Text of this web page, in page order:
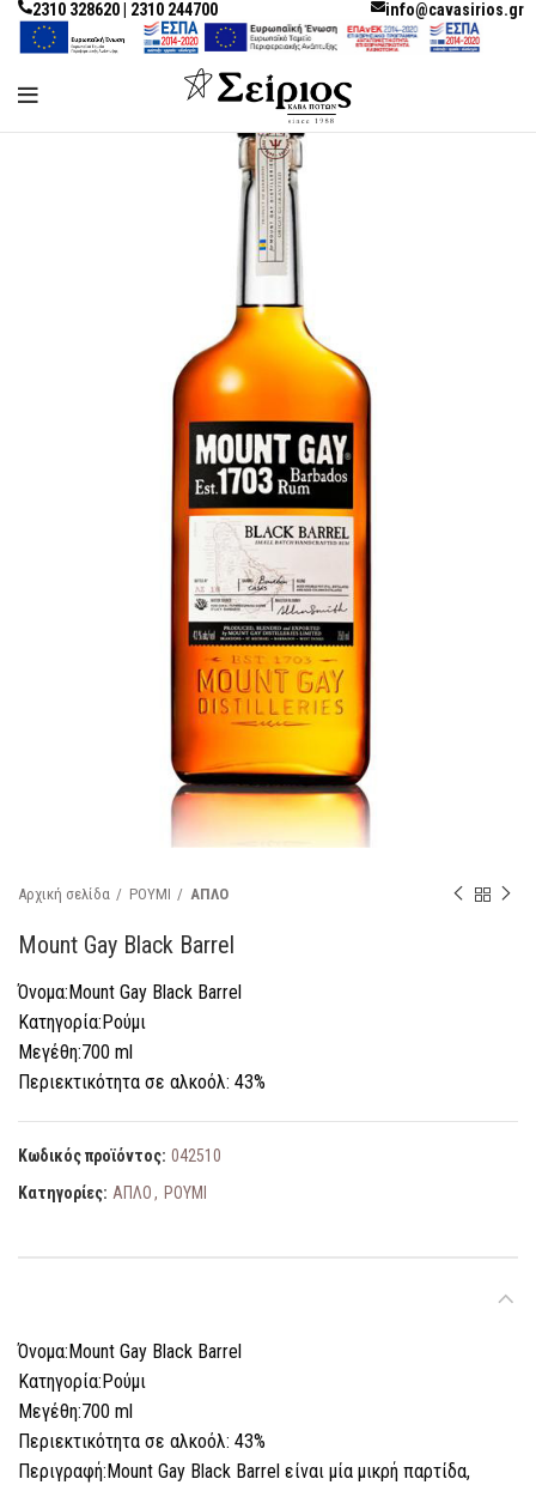
2310 328620 | 2310 244700 info@cavasirios.gr
Αρχική σελίδα ΡΟΥΜΙ ΑΠΛΟ
Mount Gay Black Barrel
Όνομα:Mount Gay Black Barrel
Κατηγορία:Ρούμι
Μεγέθη:700 ml
Περιεκτικότητα σε αλκοόλ: 43%
Κωδικός προϊόντος: 042510
Κατηγορίες: ΑΠΛΟ, ΡΟΥΜΙ
Όνομα:Mount Gay Black Barrel
Κατηγορία:Ρούμι
Μεγέθη:700 ml
Περιεκτικότητα σε αλκοόλ: 43%
Περιγραφή:Mount Gay Black Barrel είναι μία μικρή παρτίδα,